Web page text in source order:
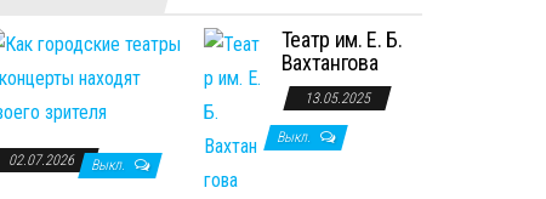
02.07.2026 Выкл.
Театр им. Е. Б.
Вахтангова
13.05.2025
Выкл.